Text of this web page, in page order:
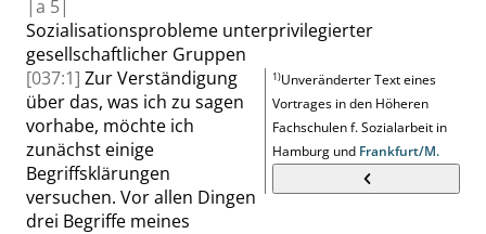
|a 5|
Sozialisationsprobleme unterprivilegierter
gesellschaftlicher Gruppen
1)Unveränderter Text eines
Vortrages in den Höheren
Fachschulen f. Sozialarbeit in
Hamburg und Frankfurt/M.
[037:1] Zur Verständigung
über das, was ich zu sagen
vorhabe, möchte ich
zunächst einige
Begriffsklärungen
versuchen. Vor allen Dingen
drei Begriffe meines